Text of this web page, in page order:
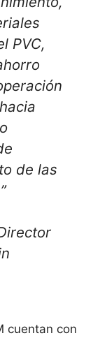
PVC,
de las
cuentan con